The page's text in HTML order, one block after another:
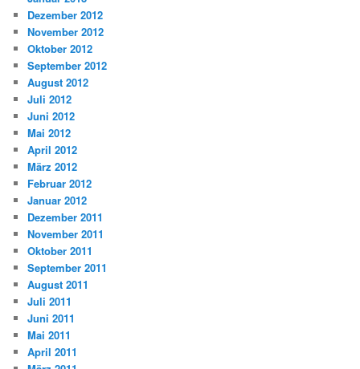
Dezember 2012
November 2012
Oktober 2012
September 2012
August 2012
Juli 2012
Juni 2012
Mai 2012
April 2012
März 2012
Februar 2012
Januar 2012
Dezember 2011
November 2011
Oktober 2011
September 2011
August 2011
Juli 2011
Juni 2011
Mai 2011
April 2011